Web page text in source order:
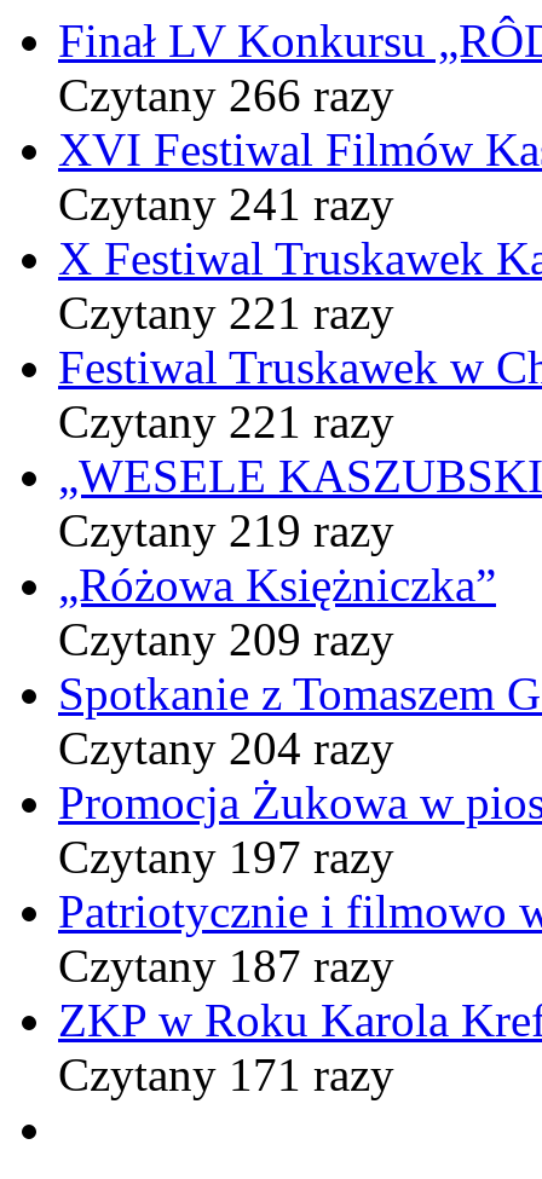
Finał LV Konkursu
Czytany 266 razy
XVI Festiwal Filmów
Czytany 241 razy
X Festiwal Truskawek
Czytany 221 razy
Festiwal Truskawek w
Czytany 221 razy
„WESELE
Czytany 219 razy
„Różowa Księżniczka”
Czytany 209 razy
Spotkanie z Tomaszem
Czytany 204 razy
Promocja Żukowa w
Czytany 197 razy
Patriotycznie i filmowo
Czytany 187 razy
ZKP w Roku Karola
Czytany 171 razy